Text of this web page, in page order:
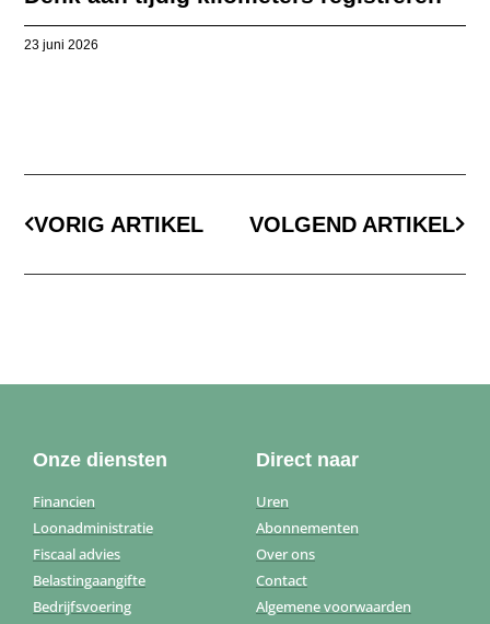
23 juni 2026
VORIG ARTIKEL VOLGEND ARTIKEL
Onze diensten
Financien
Loonadministratie
Fiscaal advies
Belastingaangifte
Bedrijfsvoering
Direct naar
Uren
Abonnementen
Over ons
Contact
Algemene voorwaarden